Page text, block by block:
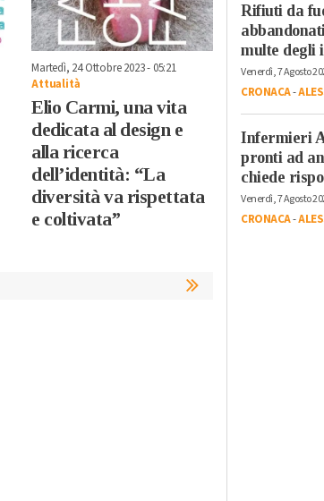
Martedì, 24 Ottobre 2023 - 05:21
Attualità
Elio Carmi, una vita
dedicata al design e
alla ricerca
dell’identità: “La
diversità va rispettata
e coltivata”
Sabato, 21
Attualità
Dall’Italia
Catalogna
di Luigino
Rifiuti da
multe degli
Venerdì, 7 Agosto
CRONACA-
Infermieri
pronti ad
chiede
Venerdì, 7 Agosto
CRONACA-